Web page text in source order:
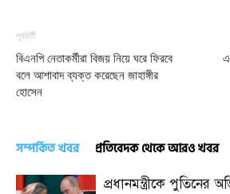
পূর্ববর্তী
বিএনপি নেতাকর্মীরা বিজয় নিয়ে ঘরে ফিরবে
বলে আশাবাদ ব্যক্ত করেছেন জাহাঙ্গীর
হোসেন
সম্পর্কিত খবর প্রতিবেদক থেকে আরও খবর
প্রধানমন্ত্রীকে পুতিনের